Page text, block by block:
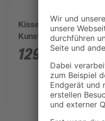
Kissenbox 'Elli'
Kunststoff beige/grau
120 x 60 x 50 cm
129 99